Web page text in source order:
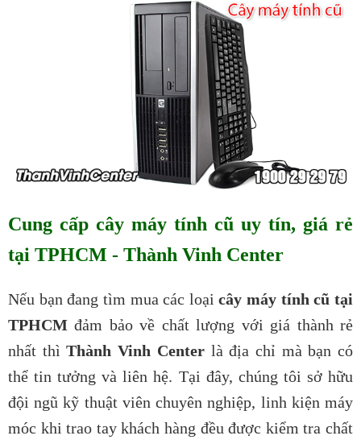
Cung cấp cây máy tính cũ uy tín, giá rẻ
tại TPHCM - Thành Vinh Center
Nếu bạn đang tìm mua các loạicây máy tính cũ tại
TPHCM đảm bảo về chất lượng với giá thành rẻ
nhất thìThành Vinh Centerlà địa chỉ mà bạn có
thể tin tưởng và liên hệ. Tại đây, chúng tôi sở hữu
đội ngũ kỹ thuật viên chuyên nghiệp, linh kiện máy
móc khi trao tay khách hàng đều được kiểm tra chất